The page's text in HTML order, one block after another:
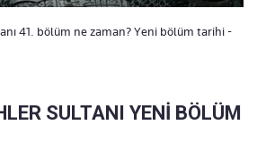
41. bölüm ne zaman? Yeni bölüm tarihi -
SULTANI YENİ BÖLÜM